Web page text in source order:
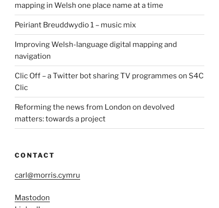
mapping in Welsh one place name at a time
Peiriant Breuddwydio 1 – music mix
Improving Welsh-language digital mapping and
navigation
Clic Off – a Twitter bot sharing TV programmes on S4C
Clic
Reforming the news from London on devolved
matters: towards a project
CONTACT
carl@morris.cymru
Mastodon